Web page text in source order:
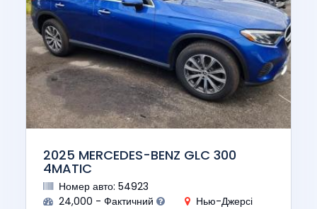
2025 MERCEDES-BENZ GLC 300
4MATIC
Номер авто: 54923
24,000 - Фактичний
Нью-Джерсі